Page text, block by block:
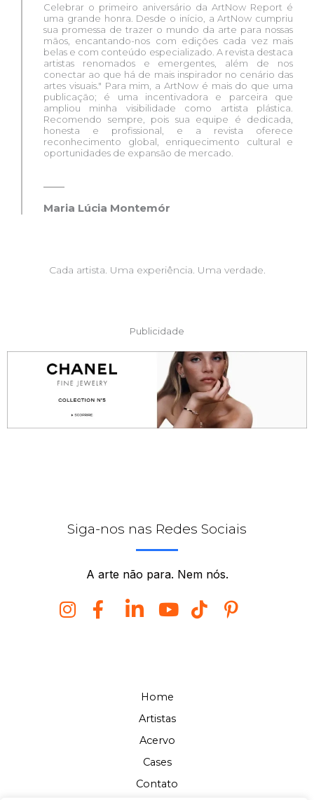
Celebrar o primeiro aniversário da ArtNow Report é
uma grande honra. Desde o início, a ArtNow cumpriu
sua promessa de trazer o mundo da arte para nossas
mãos, encantando-nos com edições cada vez mais
belas e com conteúdo especializado. A revista destaca
artistas renomados e emergentes, além de nos
conectar ao que há de mais inspirador no cenário das
artes visuais." Para mim, a ArtNow é mais do que uma
publicação; é uma incentivadora e parceira que
ampliou minha visibilidade como artista plástica.
Recomendo sempre, pois sua equipe é dedicada,
honesta e profissional, e a revista oferece
reconhecimento global, enriquecimento cultural e
oportunidades de expansão de mercado.
Maria Lúcia Montemór
Cada artista. Uma experiência. Uma verdade.
Publicidade
Siga-nos nas Redes Sociais
A arte não para. Nem nós.
Home
Artistas
Acervo
Cases
Contato